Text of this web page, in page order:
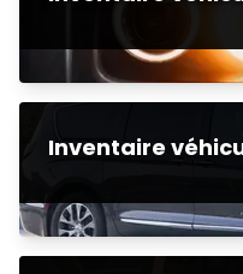
Inventaire